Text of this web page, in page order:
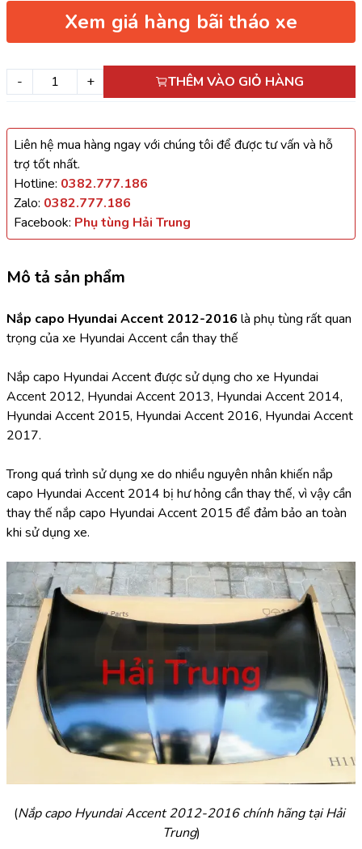
Xem giá hàng bãi tháo xe
- + THÊM VÀO GIỎ HÀNG
Liên hệ mua hàng ngay với chúng tôi để được tư vấn và hỗ
trợ tốt nhất.
Hotline: 0382.777.186
Zalo: 0382.777.186
Facebook: Phụ tùng Hải Trung
Mô tả sản phẩm
Nắp capo Hyundai Accent 2012-2016 là phụ tùng rất quan
trọng của xe Hyundai Accent cần thay thế
Nắp capo Hyundai Accent được sử dụng cho xe Hyundai
Accent 2012, Hyundai Accent 2013, Hyundai Accent 2014,
Hyundai Accent 2015, Hyundai Accent 2016, Hyundai Accent
2017.
Trong quá trình sử dụng xe do nhiều nguyên nhân khiến nắp
capo Hyundai Accent 2014 bị hư hỏng cần thay thế, vì vậy cần
thay thế nắp capo Hyundai Accent 2015 để đảm bảo an toàn
khi sử dụng xe.
(Nắp capo Hyundai Accent 2012-2016 chính hãng tại Hải
Trung)